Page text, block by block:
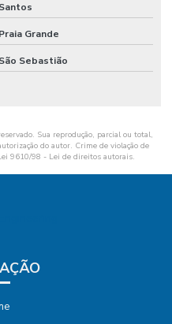
Santos
Praia Grande
São Sebastião
Sua reprodução, parcial ou total,
do autor. Crime de violação de
9610/98 - Lei de direitos autorais.